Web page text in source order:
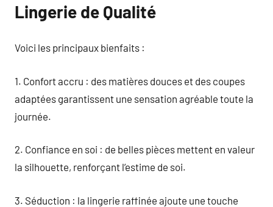
Lingerie de Qualité
Voici les principaux bienfaits :
1. Confort accru : des matières douces et des coupes
adaptées garantissent une sensation agréable toute la
journée.
2. Confiance en soi : de belles pièces mettent en valeur
la silhouette, renforçant l’estime de soi.
3. Séduction : la lingerie raffinée ajoute une touche